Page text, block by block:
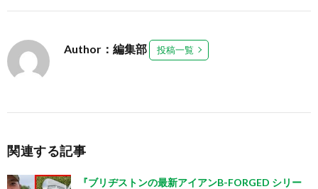
Author：編集部 投稿一覧
関連する記事
『ブリヂストンの最新アイアンB-FORGED シリー